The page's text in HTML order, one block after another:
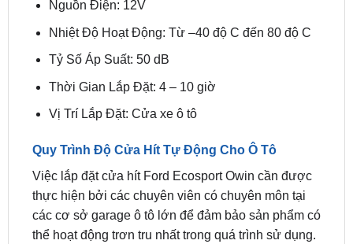
Quy Trình Độ Cửa Hít Tự Động Cho Ô Tô
thực hiện bởi các chuyên viên có chuyên môn tại
các cơ sở garage ô tô lớn để đảm bảo sản phẩm có
thể hoạt động trơn tru nhất trong quá trình sử dụng.
Đồng thời, quy trình lắp đặt sản phẩm này cũng cần
được thực hiện theo đúng trình tự các bước như